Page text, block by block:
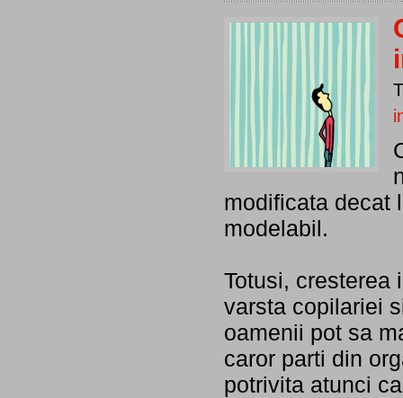
modificata decat
modelabil.
Totusi, cresterea
varsta copilariei
oamenii pot sa
caror parti din
potrivita atunci